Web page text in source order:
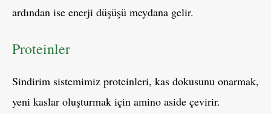
ardından ise enerji düşüşü meydana gelir.
Proteinler
Sindirim sistemimiz proteinleri, kas dokusunu onarmak,
yeni kaslar oluşturmak için amino aside çevirir.